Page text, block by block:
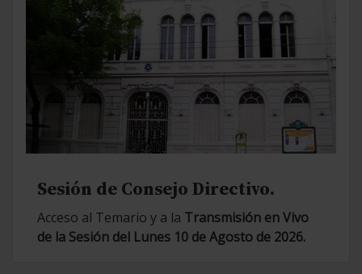
Sesión de Consejo Directivo.
Acceso al Temario y a la Transmisión en Vivo
de la Sesión del Lunes 10 de Agosto de 2026.